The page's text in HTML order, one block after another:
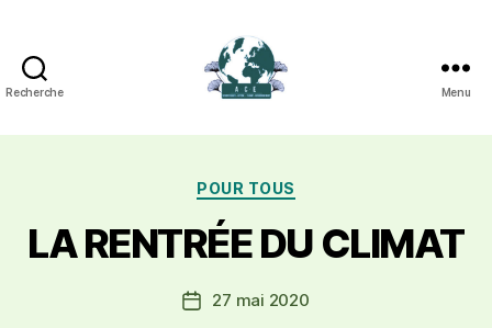
Recherche Menu
Catégories
POUR TOUS
LA RENTRÉE DU CLIMAT
Date27 mai 2020